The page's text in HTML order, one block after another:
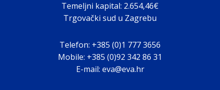
Temeljni kapital: 2.654,46€
Trgovački sud u Zagrebu
Telefon: +385 (0)1 777 3656
Mobile: +385 (0)92 342 86 31
E-mail: eva@eva.hr